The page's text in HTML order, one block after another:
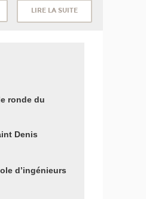
LIRE LA SUITE
ronde du
Denis
d’ingénieurs